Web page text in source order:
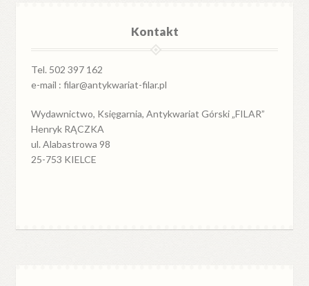
Kontakt
Tel. 502 397 162
e-mail : filar@antykwariat-filar.pl
Wydawnictwo, Księgarnia, Antykwariat Górski „FILAR”
Henryk RĄCZKA
ul. Alabastrowa 98
25-753 KIELCE